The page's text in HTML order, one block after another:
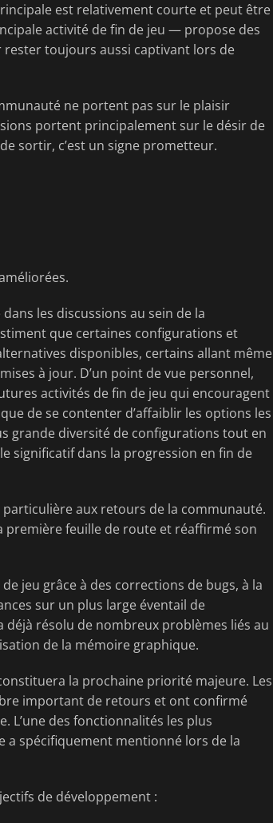
est relativement courte et peut être
activité de fin de jeu — propose des
toujours aussi captivant lors de
ne portent pas sur le plaisir
portent principalement sur le désir de
sortir, c’est un signe prometteur.
les discussions au sein de la
que certaines configurations et
disponibles, certains allant même
à jour. D’un point de vue personnel,
activités de fin de jeu qui encouragent
de se contenter d’affaiblir les options les
grande diversité de configurations tout en
significatif dans la progression en fin de
aux retours de la communauté.
première feuille de route et réaffirmé son
jeu grâce à des corrections de bugs, à la
sur un plus large éventail de
résolu de nombreux problèmes liés au
de la mémoire graphique.
la prochaine priorité majeure. Les
important de retours et ont confirmé
L’une des fonctionnalités les plus
a spécifiquement mentionné lors de la
de développement :